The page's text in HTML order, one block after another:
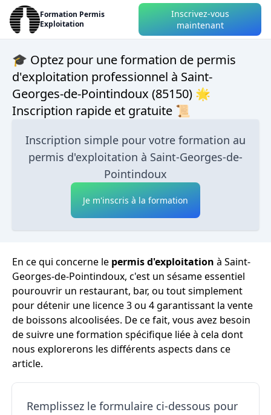
Formation Permis
Exploitation
Inscrivez-vous
maintenant
🎓 Optez pour une formation de permis
d'exploitation professionnel à Saint-
Georges-de-Pointindoux (85150) 🌟
Inscription rapide et gratuite 📜
Inscription simple pour votre formation au
permis d'exploitation à Saint-Georges-de-
Pointindoux
Je m'inscris à la formation
En ce qui concerne le permis d'exploitation à Saint-
Georges-de-Pointindoux, c'est un sésame essentiel
pourouvrir un restaurant, bar, ou tout simplement
pour détenir une licence 3 ou 4 garantissant la vente
de boissons alcoolisées. De ce fait, vous avez besoin
de suivre une formation spécifique liée à cela dont
nous explorerons les différents aspects dans ce
article.
Remplissez le formulaire ci-dessous pour